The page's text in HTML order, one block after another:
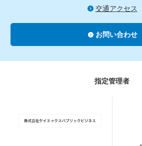
交通アクセス
お問い合わせ
指定管理者